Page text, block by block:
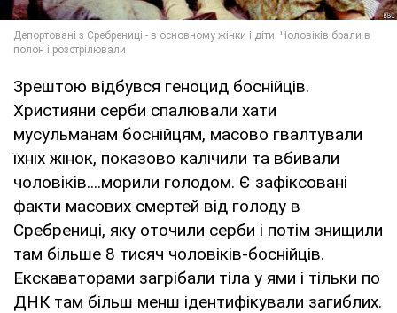
Зрештою відбувся геноцид боснійців.
Християни серби спалювали хати
мусульманам боснійцям, масово гвалтували
їхніх жінок, показово калічили та вбивали
чоловіків....морили голодом. Є зафіксовані
факти масових смертей від голоду в
Сребрениці, яку оточили серби і потім знищили
там більше 8 тисяч чоловіків-боснійців.
Екскаваторами загрібали тіла у ями і тільки по
ДНК там більш менш ідентифікували загиблих.